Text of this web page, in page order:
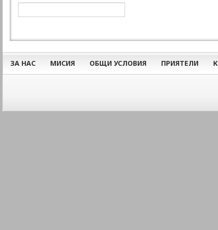
ЗА НАС МИСИЯ ОБЩИ УСЛОВИЯ ПРИЯТЕЛИ